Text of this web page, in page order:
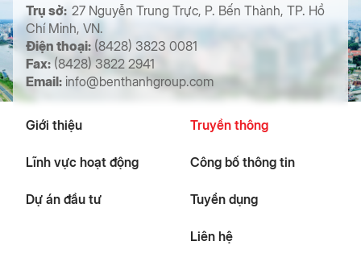
Trụ sở: 27 Nguyễn Trung Trực, P. Bến Thành, TP. Hồ
Chí Minh, VN.
Điện thoại: (8428) 3823 0081
Fax:(8428) 3822 2941
Email: info@benthanhgroup.com
Giới thiệu
Lĩnh vực hoạt động
Dự án đầu tư
Truyền thông
Công bố thông tin
Tuyển dụng
Liên hệ